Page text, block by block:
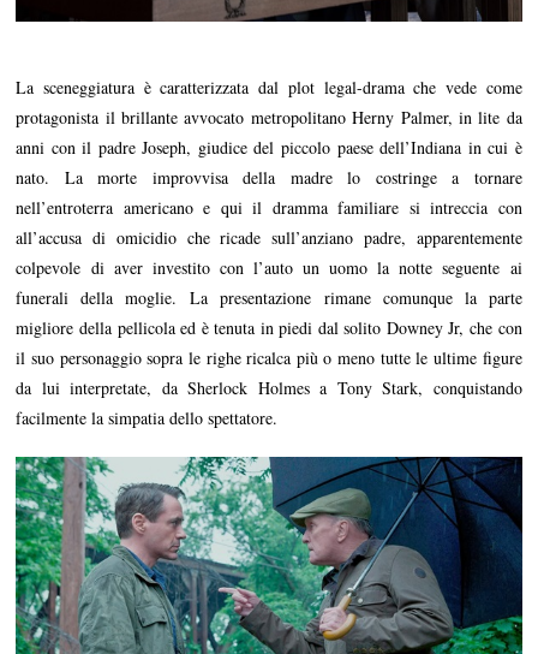
La sceneggiatura è caratterizzata dal plot legal-drama che vede come
protagonista il brillante avvocato metropolitano Herny Palmer, in lite da
anni con il padre Joseph, giudice del piccolo paese dell’Indiana in cui è
nato. La morte improvvisa della madre lo costringe a tornare
nell’entroterra americano e qui il dramma familiare si intreccia con
all’accusa di omicidio che ricade sull’anziano padre, apparentemente
colpevole di aver investito con l’auto un uomo la notte seguente ai
funerali della moglie. La presentazione rimane comunque la parte
migliore della pellicola ed è tenuta in piedi dal solito Downey Jr, che con
il suo personaggio sopra le righe ricalca più o meno tutte le ultime figure
da lui interpretate, da Sherlock Holmes a Tony Stark, conquistando
facilmente la simpatia dello spettatore.